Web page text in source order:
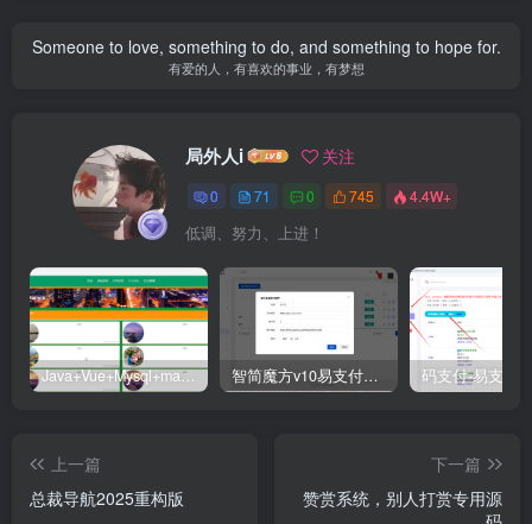
Someone to love, something to do, and something to hope for.
有爱的人，有喜欢的事业，有梦想
局外人i 关注
0 71 0 745 4.4W+
低调、努力、上进！
Java+Vue+Mysql+maven在线招投标系统源码-高校招标系统源码 智简魔方v10易支付对接插件
上一篇
总裁导航2025重构版
下一篇
赞赏系统，别人打赏专用源